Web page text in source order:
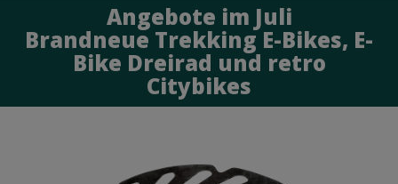
Angebote im Juli
Brandneue Trekking E-Bikes, E-
Bike Dreirad und retro
Citybikes